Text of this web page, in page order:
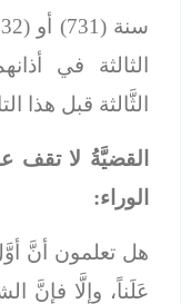
الثالثة في
الثَّالثة قبل هذا
القضيَّةُ لا تقف
الوراء:
هل تعلمون أنَّ
عَلَناً، وإلَّا فإنَّ